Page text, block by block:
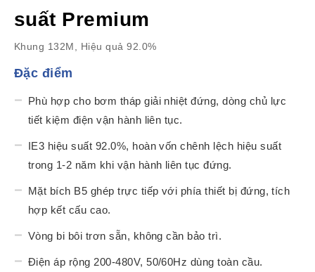
suất Premium
Khung 132M, Hiệu quả 92.0%
Đặc điểm
Phù hợp cho bơm tháp giải nhiệt đứng, dòng chủ lực
tiết kiệm điện vận hành liên tục.
IE3 hiệu suất 92.0%, hoàn vốn chênh lệch hiệu suất
trong 1-2 năm khi vận hành liên tục đứng.
Mặt bích B5 ghép trực tiếp với phía thiết bị đứng, tích
hợp kết cấu cao.
Vòng bi bôi trơn sẵn, không cần bảo trì.
Điện áp rộng 200-480V, 50/60Hz dùng toàn cầu.